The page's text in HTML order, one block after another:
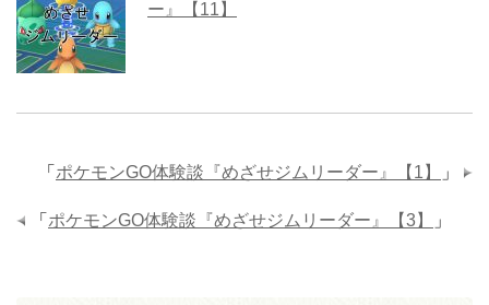
ー』【11】
「 ポケモンGO体験談『めざせジムリーダー』【1】 」
「 ポケモンGO体験談『めざせジムリーダー』【3】 」